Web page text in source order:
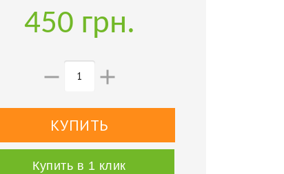
450 грн.
 
Купить в 1 клик